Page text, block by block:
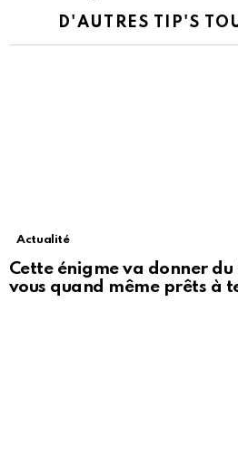
D'AUTRES TIP'S
Actualité
Cette énigme va donner
vous quand même prêts à